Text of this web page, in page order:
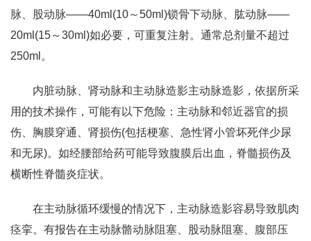
脉、股动脉——40ml(10～50ml)锁骨下动脉、肱动脉——
20ml(15～30ml)如必要，可重复注射。通常总剂量不超过
250ml。
内脏动脉、肾动脉和主动脉造影主动脉造影，依据所采
用的技术操作，可能有以下危险：主动脉和邻近器官的损
伤、胸膜穿通、肾损伤(包括梗塞、急性肾小管坏死伴少尿
和无尿)。如经腰部给药可能导致腹膜后出血，脊髓损伤及
横断性脊髓炎症状。
在主动脉循环缓慢的情况下，主动脉造影容易导致肌肉
痉挛。有报告在主动脉骼动脉阻塞、股动脉阻塞、腹部压